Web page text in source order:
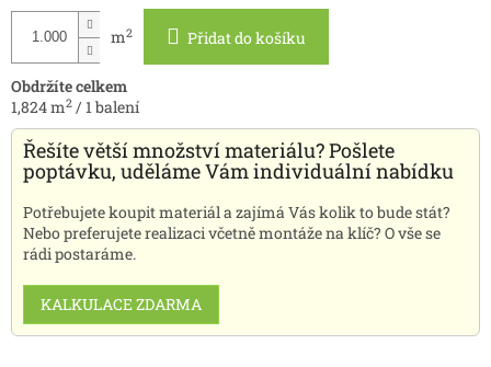
m2 Přidat do košíku
Obdržíte celkem
1,824m2 / 1balení
Řešíte větší množství materiálu? Pošlete
poptávku, uděláme Vám individuální nabídku
Potřebujete koupit materiál a zajímá Vás kolik to bude stát?
Nebo preferujete realizaci včetně montáže na klíč? O vše se
rádi postaráme.
KALKULACE ZDARMA